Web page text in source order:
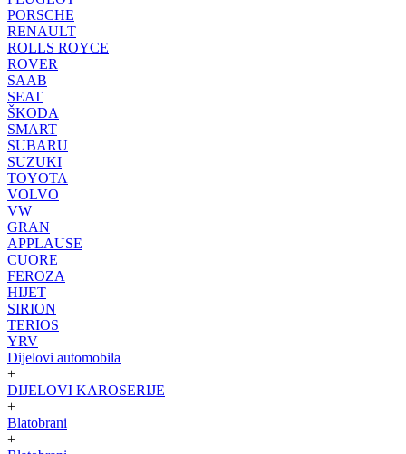
PORSCHE
RENAULT
ROLLS ROYCE
ROVER
SAAB
SEAT
ŠKODA
SMART
SUBARU
SUZUKI
TOYOTA
VOLVO
VW
GRAN
APPLAUSE
CUORE
FEROZA
HIJET
SIRION
TERIOS
YRV
Dijelovi automobila
+
DIJELOVI KAROSERIJE
+
Blatobrani
+